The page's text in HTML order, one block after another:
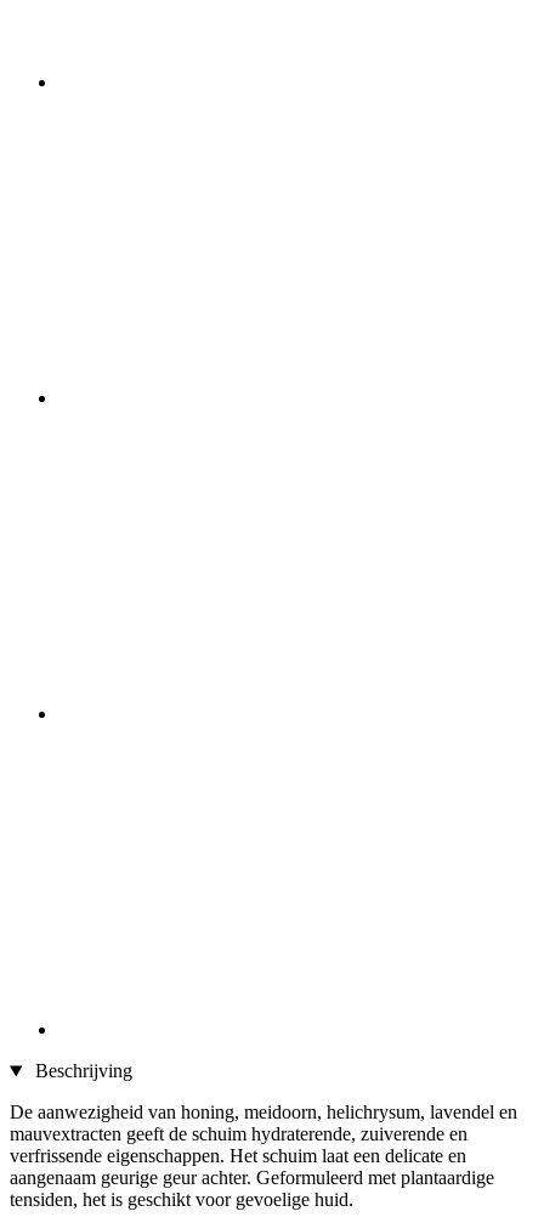
Beschrijving
De aanwezigheid van honing, meidoorn, helichrysum, lavendel en
mauvextracten geeft de schuim hydraterende, zuiverende en
verfrissende eigenschappen. Het schuim laat een delicate en
aangenaam geurige geur achter. Geformuleerd met plantaardige
tensiden, het is geschikt voor gevoelige huid.